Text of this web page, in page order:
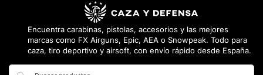
Encuentra carabinas, pistolas, accesorios y las mejores
marcas como FX Airguns, Epic, AEA o Snowpeak. Todo para
caza, tiro deportivo y airsoft, con envío rápido desde España.